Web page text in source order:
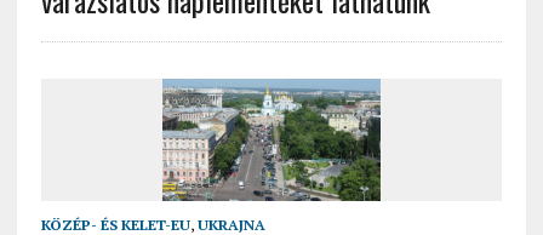
KÖZÉP- ÉS KELET-EU, UKRAJNA